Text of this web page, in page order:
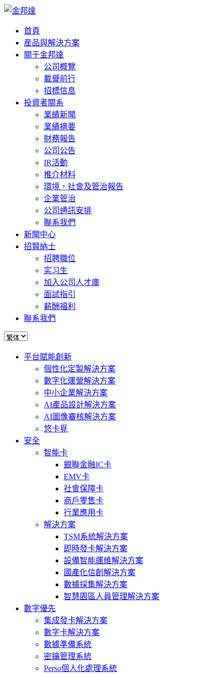
首頁
産品與解決方案
關于金邦達
公司概覽
載譽前行
招標信息
投資者關系
業績新聞
業績摘要
財務報告
公司公告
IR活動
推介材料
環境，社會及管治報告
企業管治
公司通訊安排
聯系我們
新聞中心
招賢納士
招聘職位
实习生
加入公司人才庫
面試指引
薪酬福利
聯系我們
平台賦能創新
個性化定製解決方案
數字化運營解決方案
中小企業解決方案
AI產品設計解決方案
AI圖像審核解決方案
悠卡覓
安全
智能卡
銀聯金融IC卡
EMV卡
社會保障卡
商戶零售卡
行業應用卡
解決方案
TSM系統解決方案
即時發卡解決方案
設備智能運維解決方案
國產化信創解決方案
數據採集解決方案
智慧園區人員管理解決方案
數字優先
集成發卡解決方案
數字卡解決方案
數據準備系統
密鑰管理系統
Perso個人化處理系統